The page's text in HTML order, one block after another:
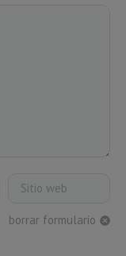
Sitio web
borrar formulario